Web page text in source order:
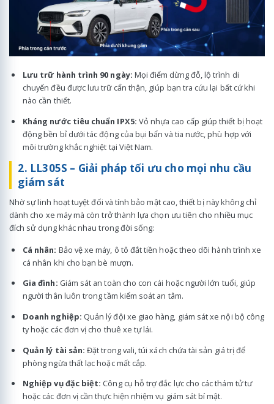
Lưu trữ hành trình 90 ngày: Mọi điểm dừng đỗ, lộ trình di
chuyển đều được lưu trữ cẩn thận, giúp bạn tra cứu lại bất cứ khi
nào cần thiết.
Kháng nước tiêu chuẩn IPX5: Vỏ nhựa cao cấp giúp thiết bị hoạt
động bền bỉ dưới tác động của bụi bẩn và tia nước, phù hợp với
môi trường khắc nghiệt tại Việt Nam.
2. LL305S – Giải pháp tối ưu cho mọi nhu cầu
giám sát
Nhờ sự linh hoạt tuyệt đối và tính bảo mật cao, thiết bị này không chỉ
dành cho xe máy mà còn trở thành lựa chọn ưu tiên cho nhiều mục
đích sử dụng khác nhau trong đời sống:
Cá nhân: Bảo vệ xe máy, ô tô đắt tiền hoặc theo dõi hành trình xe
cá nhân khi cho bạn bè mượn.
Gia đình: Giám sát an toàn cho con cái hoặc người lớn tuổi, giúp
người thân luôn trong tầm kiểm soát an tâm.
Doanh nghiệp: Quản lý đội xe giao hàng, giám sát xe nội bộ công
ty hoặc các đơn vị cho thuê xe tự lái.
Quản lý tài sản: Đặt trong vali, túi xách chứa tài sản giá trị để
phòng ngừa thất lạc hoặc mất cắp.
Nghiệp vụ đặc biệt: Công cụ hỗ trợ đắc lực cho các thám tử tư
hoặc các đơn vị cần thực hiện nhiệm vụ giám sát bí mật.